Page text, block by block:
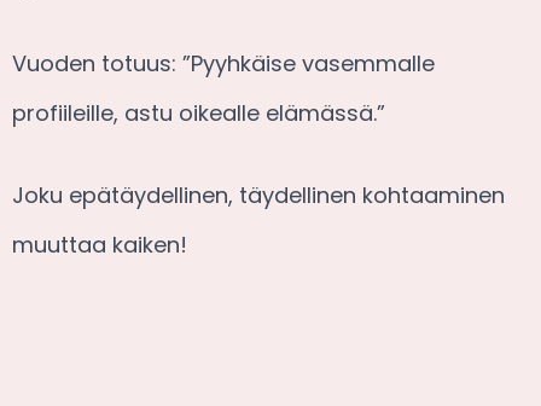
Vuoden totuus: ”Pyyhkäise vasemmalle
profiileille, astu oikealle elämässä.”
Joku epätäydellinen, täydellinen kohtaaminen
muuttaa kaiken!